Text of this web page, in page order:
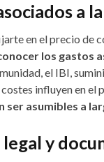
a
en el precio de
los gastos
el IBI,
influyen en el
ser asumibles a
y